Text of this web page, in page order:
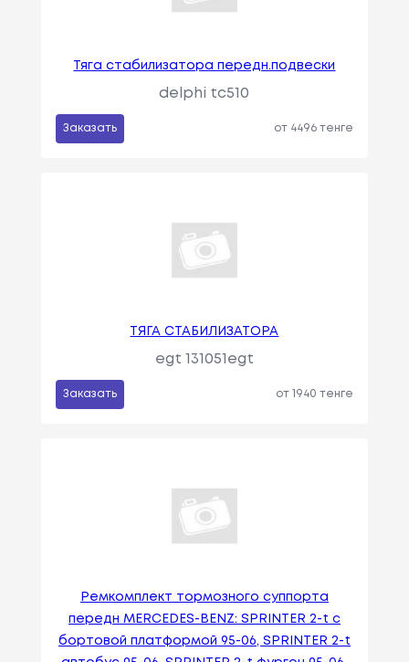
Тяга стабилизатора передн.подвески
delphi tc510
Заказать от 4496 тенге
ТЯГА СТАБИЛИЗАТОРА
egt 131051egt
Заказать от 1940 тенге
Ремкомплект тормозного суппорта
передн MERCEDES-BENZ: SPRINTER 2-t c
бортовой платформой 95-06, SPRINTER 2-t